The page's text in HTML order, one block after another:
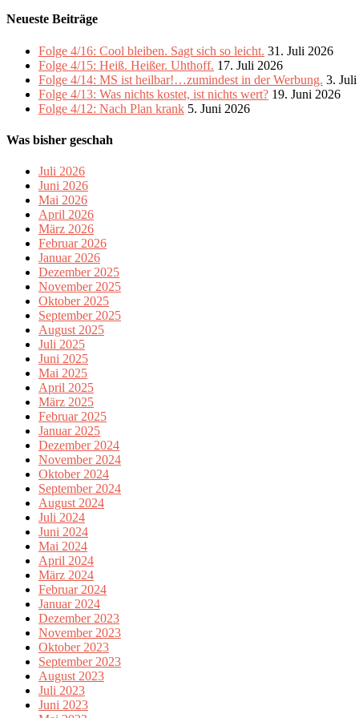
Neueste Beiträge
Folge 4/16: Cool bleiben. Sagt sich so leicht. 31. Juli 2026
Folge 4/15: Heiß. Heißer. Uhthoff. 17. Juli 2026
Folge 4/14: MS ist heilbar!…zumindest in der Werbung. 3.
Folge 4/13: Was nichts kostet, ist nichts wert? 19. Juni 2026
Folge 4/12: Nach Plan krank 5. Juni 2026
Was bisher geschah
Juli 2026
Juni 2026
Mai 2026
April 2026
März 2026
Februar 2026
Januar 2026
Dezember 2025
November 2025
Oktober 2025
September 2025
August 2025
Juli 2025
Juni 2025
Mai 2025
April 2025
März 2025
Februar 2025
Januar 2025
Dezember 2024
November 2024
Oktober 2024
September 2024
August 2024
Juli 2024
Juni 2024
Mai 2024
April 2024
März 2024
Februar 2024
Januar 2024
Dezember 2023
November 2023
Oktober 2023
September 2023
August 2023
Juli 2023
Juni 2023